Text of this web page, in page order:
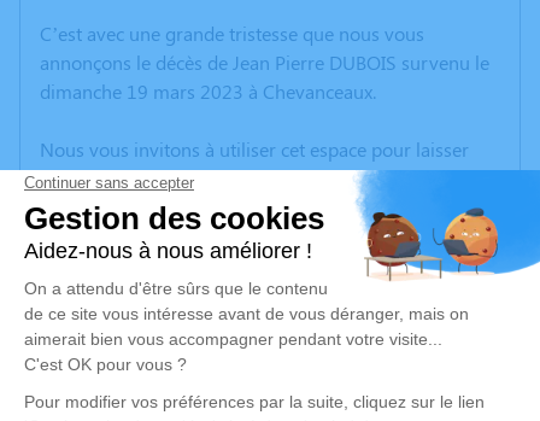
C’est avec une grande tristesse que nous vous
annonçons le décès de Jean Pierre DUBOIS survenu le
dimanche 19 mars 2023 à Chevanceaux.
Nous vous invitons à utiliser cet espace pour laisser
vos condoléances, partager des photos souvenirs, une
anecdote ou exprimer vos pensées à travers des
poèmes ou des textes. Cet endroit est un lieu
d'expression dédié à honorer la mémoire de Jean
Pierre DUBOIS.